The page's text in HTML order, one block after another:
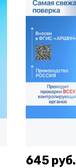
645 руб.